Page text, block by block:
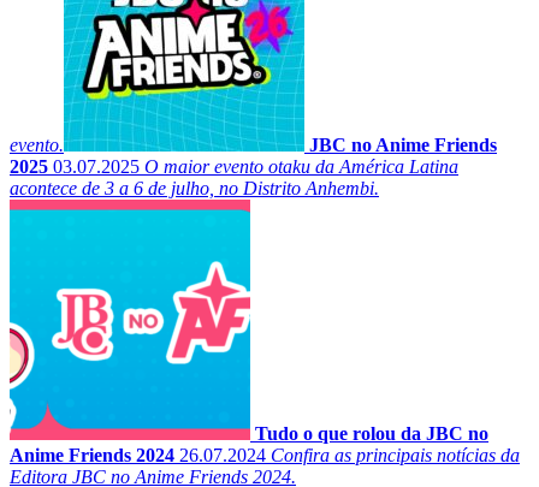
evento.
JBC no Anime Friends
2025 03.07.2025 O maior evento otaku da América Latina
acontece de 3 a 6 de julho, no Distrito Anhembi.
Tudo o que rolou da JBC no
Anime Friends 2024 26.07.2024 Confira as principais notícias da
Editora JBC no Anime Friends 2024.